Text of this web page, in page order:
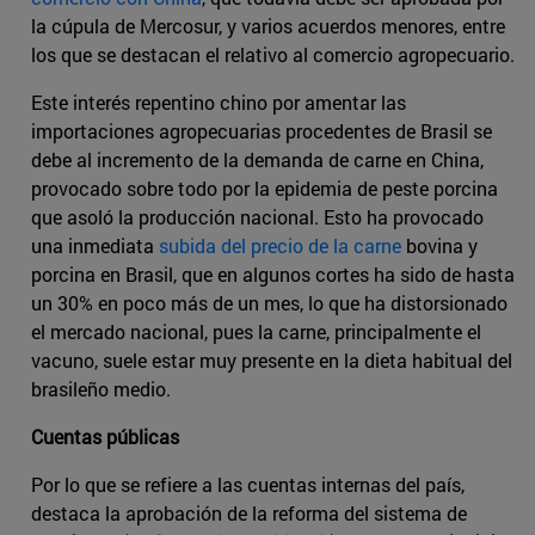
la cúpula de Mercosur, y varios acuerdos menores, entre
los que se destacan el relativo al comercio agropecuario.
Este interés repentino chino por amentar las
importaciones agropecuarias procedentes de Brasil se
debe al incremento de la demanda de carne en China,
provocado sobre todo por la epidemia de peste porcina
que asoló la producción nacional. Esto ha provocado
una inmediata subida del precio de la carne bovina y
porcina en Brasil, que en algunos cortes ha sido de hasta
un 30% en poco más de un mes, lo que ha distorsionado
el mercado nacional, pues la carne, principalmente el
vacuno, suele estar muy presente en la dieta habitual del
brasileño medio.
Cuentas públicas
Por lo que se refiere a las cuentas internas del país,
destaca la aprobación de la reforma del sistema de